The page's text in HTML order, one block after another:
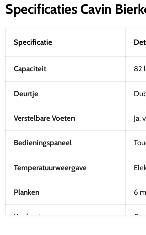
Specificaties Cavin
Specificatie
Capaciteit 82
Deurtje
Verstelbare Voeten Ja,
Bedieningspaneel
Temperatuurweergave
Planken 6
Koelsysteem